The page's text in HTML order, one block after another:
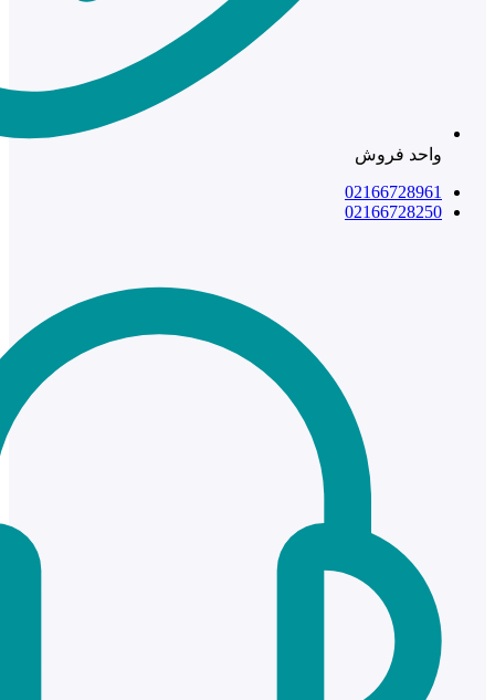
واحد فروش
02166728961
02166728250